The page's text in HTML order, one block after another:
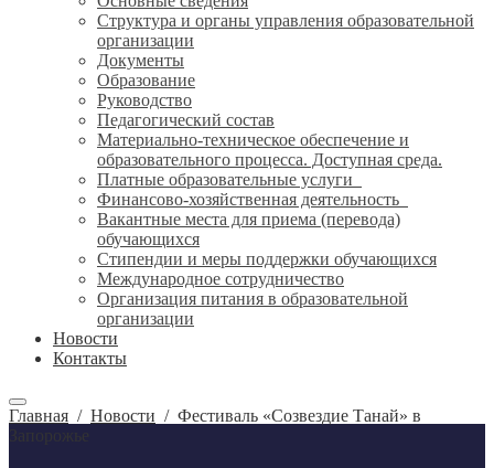
Структура и органы управления образовательной
организации
Документы
Образование
Руководство
Педагогический состав
Материально-техническое обеспечение и
образовательного процесса. Доступная среда.
Платные образовательные услуги
Финансово-хозяйственная деятельность
Вакантные места для приема (перевода)
обучающихся
Стипендии и меры поддержки обучающихся
Международное сотрудничество
Организация питания в образовательной
организации
Новости
Контакты
Главная / Новости / Фестиваль «Созвездие Танай» в